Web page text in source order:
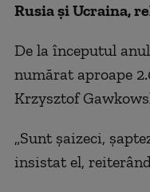
Rusia şi Ucraina,
De la începutul
numărat aproape
Krzysztof
„Sunt şaizeci,
insistat el,